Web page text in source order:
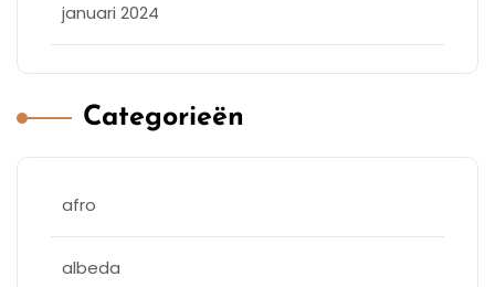
januari 2024
Categorieën
afro
albeda